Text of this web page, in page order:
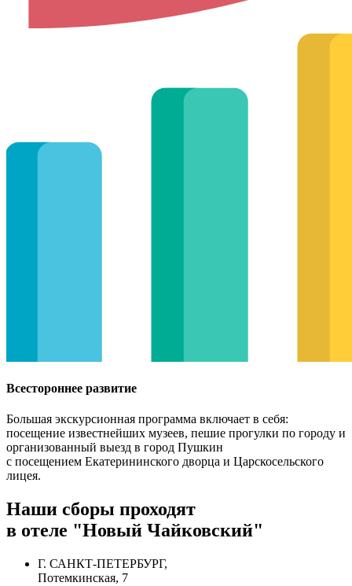
Всестороннее развитие
Большая экскурсионная программа включает в себя:
посещение известнейших музеев, пешие прогулки по городу и
организованный выезд в город Пушкин
с посещением Екатерининского дворца и Царскосельского
лицея.
Наши сборы проходят
в отеле "Новый Чайковский"
Г. САНКТ-ПЕТЕРБУРГ,
Потемкинская, 7